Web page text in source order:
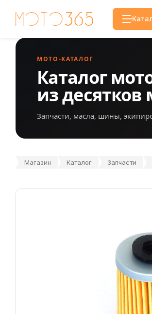
МОТО-КАТАЛОГ
Каталог
из десятков
Запчасти, масла, шины,
Магазин Каталог Запчасти